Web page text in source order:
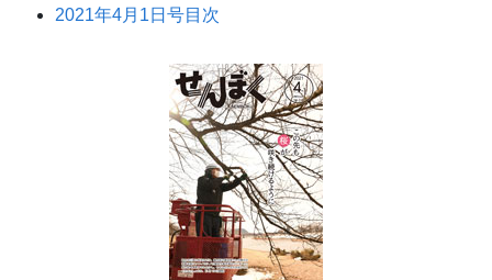
2021年4月1日号目次